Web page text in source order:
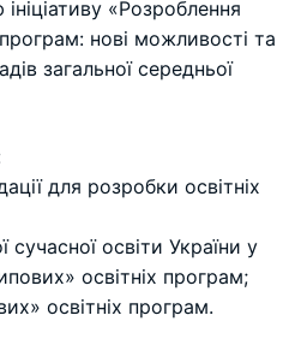
«Розроблення
нові можливості та
загальної середньої
для розробки освітніх
сучасної освіти України у
освітніх програм;
освітніх програм.